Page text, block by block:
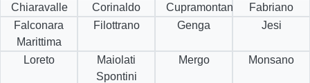
Chiaravalle
Corinaldo Cupramontana
Fabriano
Falconara
Marittima
Filottrano Genga Jesi
Loreto
Maiolati
Spontini
Mergo Monsano